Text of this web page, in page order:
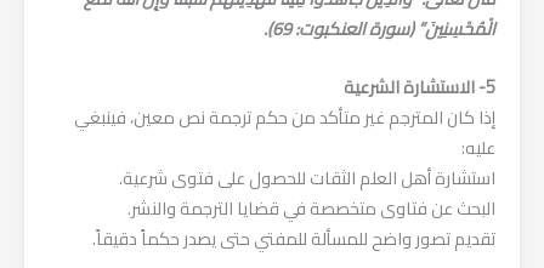
الْمُحْسِنِينَ” (سورة العنكبوت: 69).
5- الاستشارة الشرعية
إذا كان المترجم غير متأكد من حكم ترجمة نص معين، فينبغي
عليه:
استشارة أهل العلم الثقات للحصول على فتوى شرعية.
البحث عن فتاوى متخصصة في قضايا الترجمة والنشر.
تقديم تصور واضح للمسألة للمفتي حتى يصدر حكماً دقيقاً.